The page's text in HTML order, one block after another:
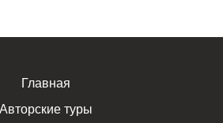
Главная
Авторские туры